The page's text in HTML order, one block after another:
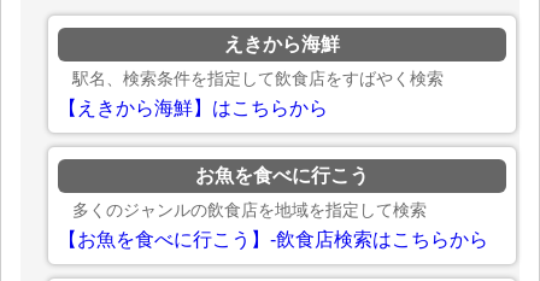
えきから海鮮
駅名、検索条件を指定して飲食店をすばやく検索
【えきから海鮮】はこちらから
お魚を食べに行こう
多くのジャンルの飲食店を地域を指定して検索
【お魚を食べに行こう】-飲食店検索はこちらから